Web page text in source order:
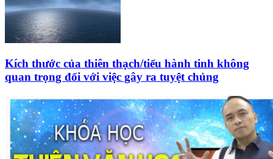
Kích thước của thiên thạch/tiểu hành tinh không
quan trọng đối với việc gây ra tuyệt chủng